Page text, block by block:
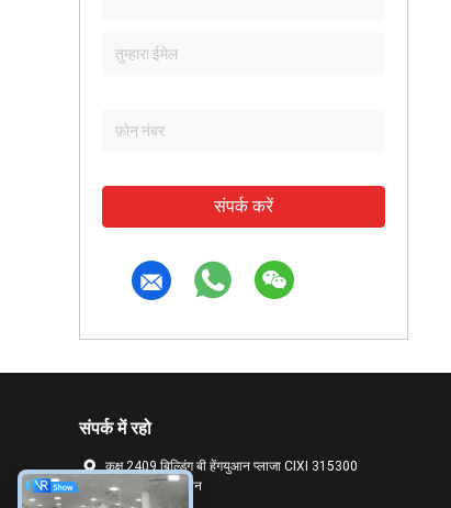
संपर्क करें
संपर्क में रहो
कक्ष 2409 बिल्डिंग बी हेंगयुआन प्लाजा CIXI 315300
NINGBO सिटी चीन